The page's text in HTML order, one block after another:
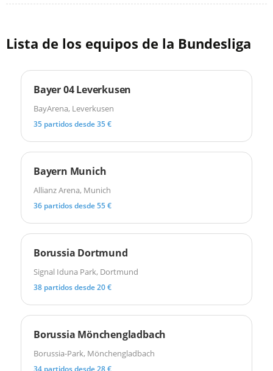
Lista de los equipos de la Bundesliga
Bayer 04 Leverkusen
BayArena, Leverkusen
35 partidos desde 35 €
Bayern Munich
Allianz Arena, Munich
36 partidos desde 55 €
Borussia Dortmund
Signal Iduna Park, Dortmund
38 partidos desde 20 €
Borussia Mönchengladbach
Borussia-Park, Mönchengladbach
34 partidos desde 28 €